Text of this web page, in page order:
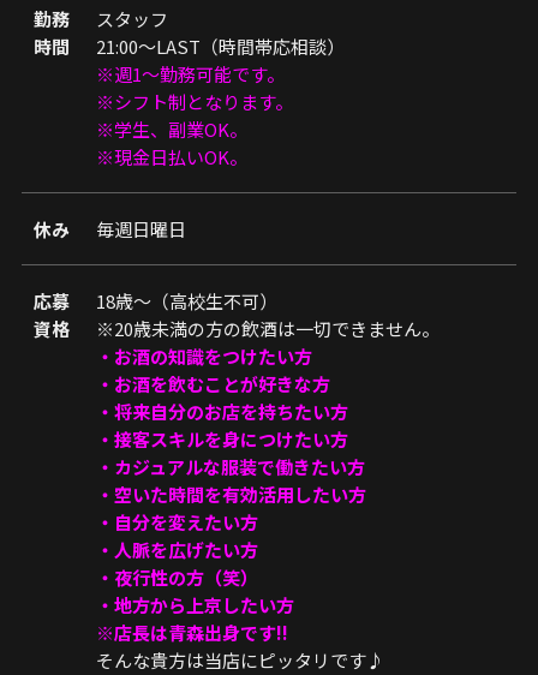
勤務
時間
スタッフ
21:00〜LAST（時間帯応相談）
※週1〜勤務可能です。
※シフト制となります。
※学生、副業OK。
※現金日払いOK。
休み 毎週日曜日
応募
資格
18歳～（高校生不可）
※20歳未満の方の飲酒は一切できません。
・お酒の知識をつけたい方
・お酒を飲むことが好きな方
・将来自分のお店を持ちたい方
・接客スキルを身につけたい方
・カジュアルな服装で働きたい方
・空いた時間を有効活用したい方
・自分を変えたい方
・人脈を広げたい方
・夜行性の方（笑）
・地方から上京したい方
※店長は青森出身です!!
そんな貴方は当店にピッタリです♪